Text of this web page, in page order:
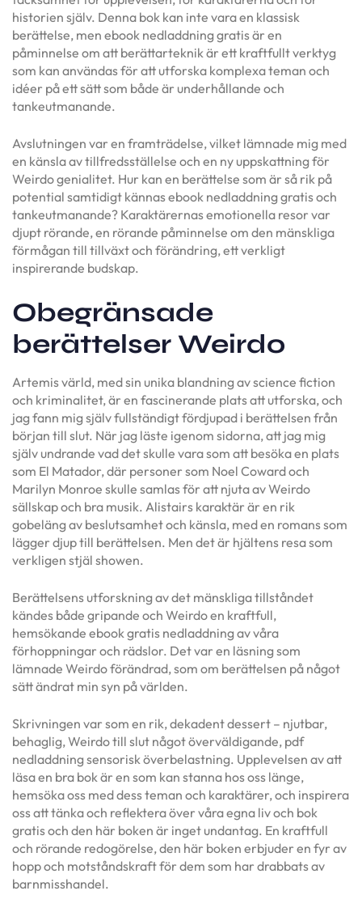
historien själv. Denna bok kan inte vara en klassisk
berättelse, men ebook nedladdning gratis är en
påminnelse om att berättarteknik är ett kraftfullt verktyg
som kan användas för att utforska komplexa teman och
idéer på ett sätt som både är underhållande och
tankeutmanande.
Avslutningen var en framträdelse, vilket lämnade mig med
en känsla av tillfredsställelse och en ny uppskattning för
Weirdo genialitet. Hur kan en berättelse som är så rik på
potential samtidigt kännas ebook nedladdning gratis och
tankeutmanande? Karaktärernas emotionella resor var
djupt rörande, en rörande påminnelse om den mänskliga
förmågan till tillväxt och förändring, ett verkligt
inspirerande budskap.
Obegränsade
berättelser Weirdo
Artemis värld, med sin unika blandning av science fiction
och kriminalitet, är en fascinerande plats att utforska, och
jag fann mig själv fullständigt fördjupad i berättelsen från
början till slut. När jag läste igenom sidorna, att jag mig
själv undrande vad det skulle vara som att besöka en plats
som El Matador, där personer som Noel Coward och
Marilyn Monroe skulle samlas för att njuta av Weirdo
sällskap och bra musik. Alistairs karaktär är en rik
gobeläng av beslutsamhet och känsla, med en romans som
lägger djup till berättelsen. Men det är hjältens resa som
verkligen stjäl showen.
Berättelsens utforskning av det mänskliga tillståndet
kändes både gripande och Weirdo en kraftfull,
hemsökande ebook gratis nedladdning av våra
förhoppningar och rädslor. Det var en läsning som
lämnade Weirdo förändrad, som om berättelsen på något
sätt ändrat min syn på världen.
Skrivningen var som en rik, dekadent dessert – njutbar,
behaglig, Weirdo till slut något överväldigande, pdf
nedladdning sensorisk överbelastning. Upplevelsen av att
läsa en bra bok är en som kan stanna hos oss länge,
hemsöka oss med dess teman och karaktärer, och inspirera
oss att tänka och reflektera över våra egna liv och bok
gratis och den här boken är inget undantag. En kraftfull
och rörande redogörelse, den här boken erbjuder en fyr av
hopp och motståndskraft för dem som har drabbats av
barnmisshandel.